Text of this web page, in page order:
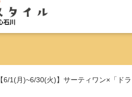
【6/1(月)~6/30(火)】サーティワン×「ド